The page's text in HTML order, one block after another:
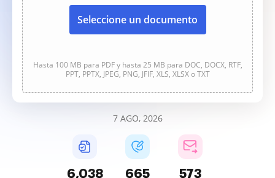
Seleccione un documento
Hasta 100 MB para PDF y hasta 25 MB para DOC, DOCX, RTF,
PPT, PPTX, JPEG, PNG, JFIF, XLS, XLSX o TXT
7 AGO, 2026
6,039 665 573